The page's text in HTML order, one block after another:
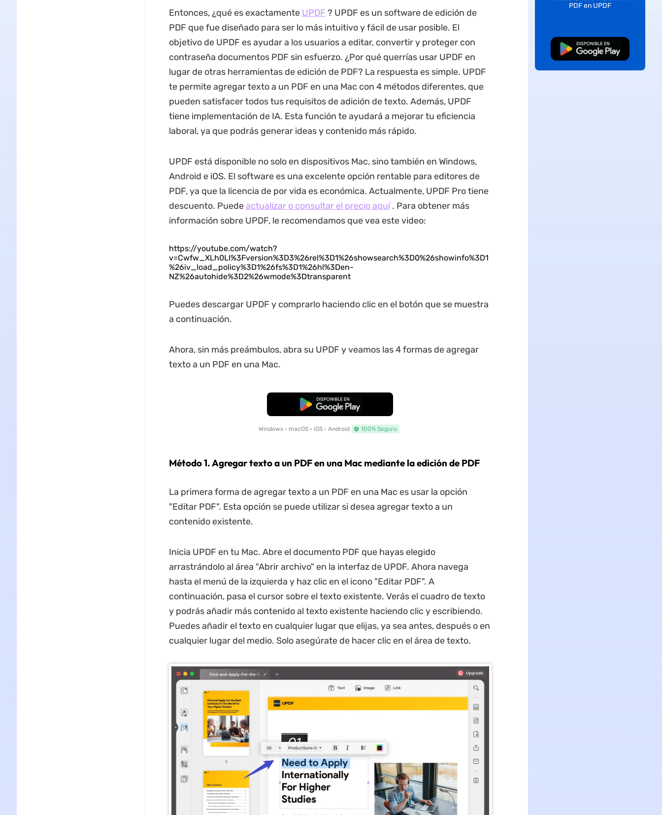
Entonces, ¿qué es exactamente UPDF ? UPDF es un software de edición de
PDF que fue diseñado para ser lo más intuitivo y fácil de usar posible. El
objetivo de UPDF es ayudar a los usuarios a editar, convertir y proteger con
contraseña documentos PDF sin esfuerzo. ¿Por qué querrías usar UPDF en
lugar de otras herramientas de edición de PDF? La respuesta es simple. UPDF
te permite agregar texto a un PDF en una Mac con 4 métodos diferentes, que
pueden satisfacer todos tus requisitos de adición de texto. Además, UPDF
tiene implementación de IA. Esta función te ayudará a mejorar tu eficiencia
laboral, ya que podrás generar ideas y contenido más rápido.
UPDF está disponible no solo en dispositivos Mac, sino también en Windows,
Android e iOS. El software es una excelente opción rentable para editores de
PDF, ya que la licencia de por vida es económica. Actualmente, UPDF Pro tiene
descuento. Puedeactualizar o consultar el precio aquí. Para obtener más
información sobre UPDF, le recomendamos que vea este video:
https://youtube.com/watch?
v=Cwfw_XLh0LI%3Fversion%3D3%26rel%3D1%26showsearch%3D0%26showinfo%3D1
%26iv_load_policy%3D1%26fs%3D1%26hl%3Den-
NZ%26autohide%3D2%26wmode%3Dtransparent
Puedes descargar UPDF y comprarlo haciendo clic en el botón que se muestra
a continuación.
Ahora, sin más preámbulos, abra su UPDF y veamos las 4 formas de agregar
texto a un PDF en una Mac.
Descarga Gratuita
Windows • macOS • iOS • Android 100% Seguro
Método 1. Agregar texto a un PDF en una Mac mediante la edición de PDF
La primera forma de agregar texto a un PDF en una Mac es usar la opción
"Editar PDF". Esta opción se puede utilizar si desea agregar texto a un
contenido existente.
Inicia UPDF en tu Mac. Abre el documento PDF que hayas elegido
arrastrándolo al área "Abrir archivo" en la interfaz de UPDF. Ahora navega
hasta el menú de la izquierda y haz clic en el icono "Editar PDF". A
continuación, pasa el cursor sobre el texto existente. Verás el cuadro de texto
y podrás añadir más contenido al texto existente haciendo clic y escribiendo.
Puedes añadir el texto en cualquier lugar que elijas, ya sea antes, después o en
cualquier lugar del medio. Solo asegúrate de hacer clic en el área de texto.
PDF en UPDF
Descarga Gratuita